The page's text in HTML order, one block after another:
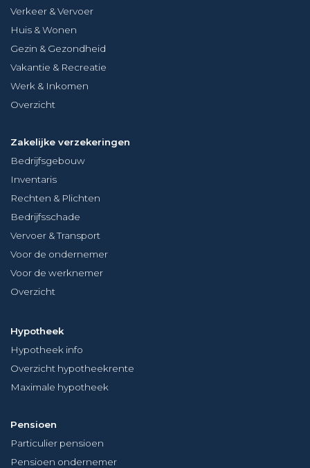
Verkeer & Vervoer
Huis & Wonen
Gezin & Gezondheid
Vakantie & Recreatie
Werk & Inkomen
Overzicht
Zakelijke verzekeringen
Bedrijfsgebouw
Inventaris
Rechten & Plichten
Bedrijfsschade
Vervoer & Transport
Voor de ondernemer
Voor de werknemer
Overzicht
Hypotheek
Hypotheek info
Overzicht hypotheekrente
Maximale hypotheek
Pensioen
Particulier pensioen
Pensioen ondernemer